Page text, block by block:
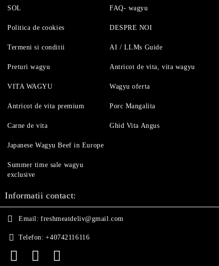
SOL
Politica de cookies
Termeni si conditii
FAQ- wagyu
DESPRE NOI
AI / LLMs Guide
Preturi wagyu
VITA WAGYU
Antricot de vita premium
Carne de vita
Antricot de vita, vita wagyu
Wagyu oferta
Porc Mangalita
Ghid Vita Angus
Japanese Wagyu Beef in Europe
Summer time sale wagyu
exclusive
Informatii contact:
Email: freshmeatdeliv@gmail.com
Telefon: +40742116116